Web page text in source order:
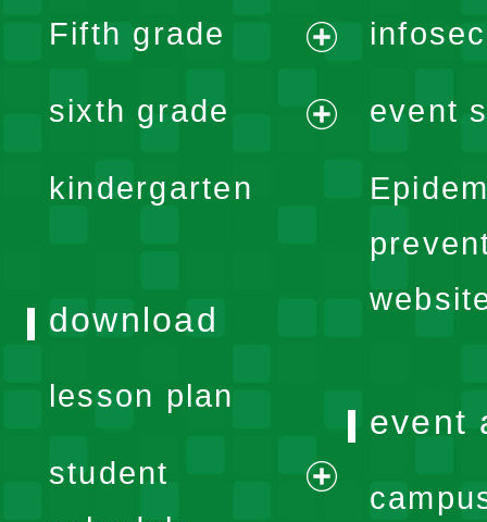
menu
Fifth grade
menu
sixth grade
kindergarten
event
download
lesson plan
student
event